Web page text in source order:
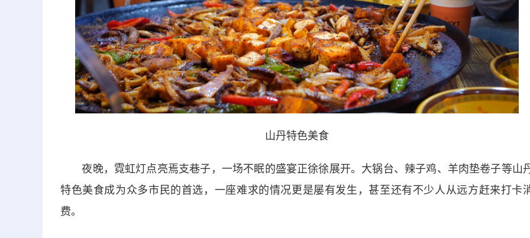
山丹特色美食
夜晚，霓虹灯点亮焉支巷子，一场不眠的盛宴正徐徐展开。大锅台、辣子鸡、羊肉垫卷子等山
特色美食成为众多市民的首选，一座难求的情况更是屡有发生，甚至还有不少人从远方赶来打卡
费。